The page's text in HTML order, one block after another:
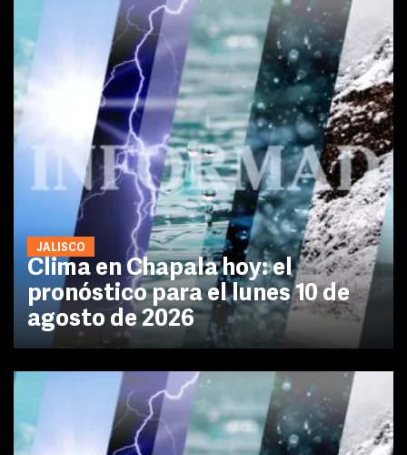
JALISCO
Clima en Chapala hoy: el
pronóstico para el lunes 10 de
agosto de 2026